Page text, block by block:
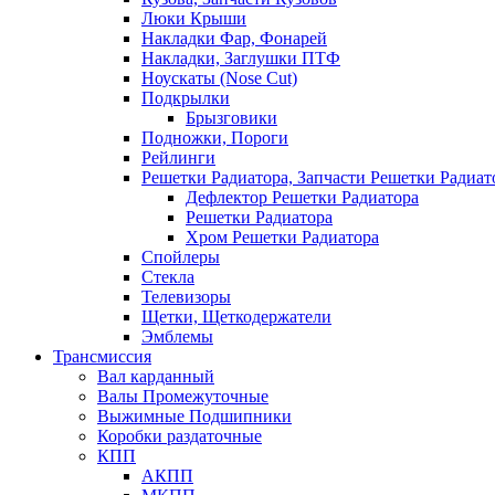
Люки Крыши
Накладки Фар, Фонарей
Накладки, Заглушки ПТФ
Ноускаты (Nose Cut)
Подкрылки
Брызговики
Подножки, Пороги
Рейлинги
Решетки Радиатора, Запчасти Решетки
Дефлектор Решетки Радиатора
Решетки Радиатора
Хром Решетки Радиатора
Спойлеры
Стекла
Телевизоры
Щетки, Щеткодержатели
Эмблемы
Трансмиссия
Вал карданный
Валы Промежуточные
Выжимные Подшипники
Коробки раздаточные
КПП
АКПП